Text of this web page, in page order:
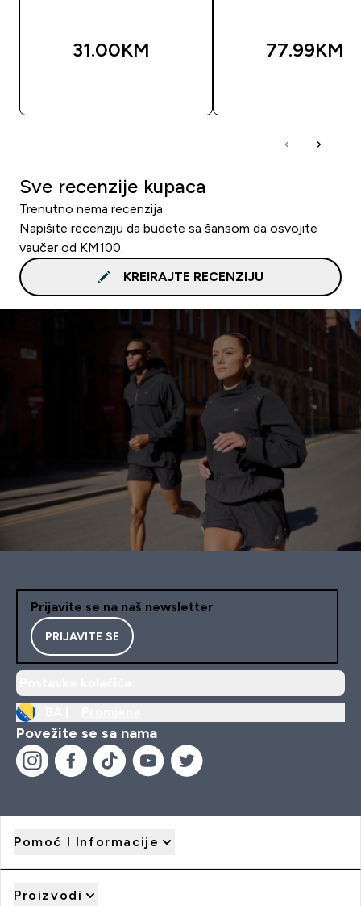
31.00KM‎ 77.99KM‎
Sve recenzije kupaca
Trenutno nema recenzija.
Napišite recenziju da budete sa šansom da osvojite
vaučer od KM100.
KREIRAJTE RECENZIJU
Prijavite se na naš newsletter
PRIJAVITE SE
Povežite se sa nama
Pomoć I Informacije
Proizvodi